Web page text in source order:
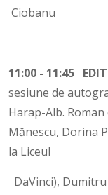
Ciobanu
11:00 - 11:45
sesiune de
Harap-Alb.
Mănescu, Dorina
la Liceul
DaVinci),